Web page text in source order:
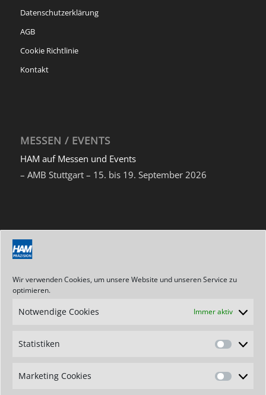
Wir verwenden Cookies, um unsere Website und unseren Service zu
optimieren.
Notwendige Cookies Immer aktiv
Statistiken
Marketing Cookies
Datenschutzerklärung
AGB
Cookie Richtlinie
Kontakt
MESSEN / EVENTS
HAM auf Messen und Events
– AMB Stuttgart – 15. bis 19. September 2026
NEWSLETTER
Abonnieren Sie unseren Newsletter
Hartmetallwerkzeugfabrik
Stegwiesen 2